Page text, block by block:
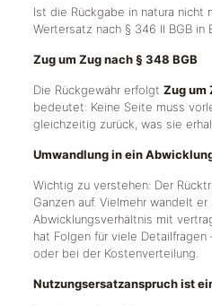
Ist die Rückgabe in natura nicht
Wertersatz nach § 346 II BGB in
Zug um Zug nach § 348 BGB
Die Rückgewähr erfolgt Zug um
bedeutet: Keine Seite muss
gleichzeitig zurück, was sie
Umwandlung in ein
Wichtig zu verstehen: Der
Ganzen auf. Vielmehr wandelt er
Abwicklungsverhältnis mit
hat Folgen für viele
oder bei der Kostenverteilung.
Nutzungsersatzanspruch ist